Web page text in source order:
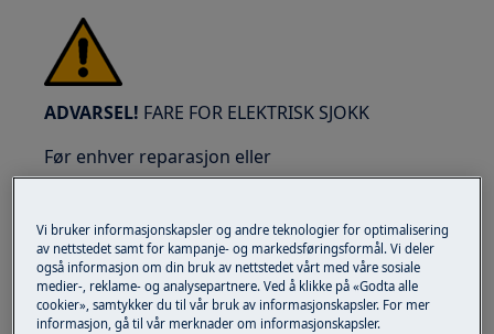
ADVARSEL! FARE FOR ELEKTRISK SJOKK
Før enhver reparasjon eller
vedlikeholdsoperasjon, deaktiver apparatet og
Vi bruker informasjonskapsler og andre teknologier for optimalisering
av nettstedet samt for kampanje- og markedsføringsformål. Vi deler
også informasjon om din bruk av nettstedet vårt med våre sosiale
medier-, reklame- og analysepartnere. Ved å klikke på «Godta alle
cookier», samtykker du til vår bruk av informasjonskapsler. For mer
informasjon, gå til vår merknader om informasjonskapsler.